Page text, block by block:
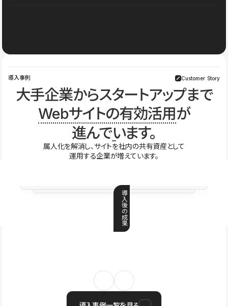
導入事例 Customer Story
大手企業からスタートアップまで
Webサイトの有効活用が
進んでいます。
属人化を解消し、サイトを社内の共有資産として
運用する企業が増えています。
導
入
後
の
成
果